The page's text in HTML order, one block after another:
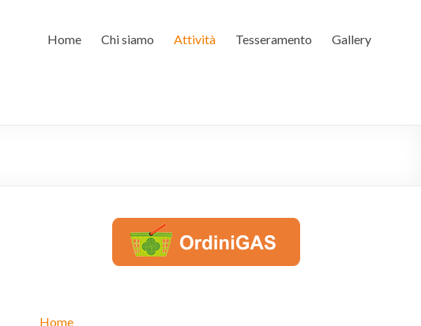
Home Chi siamo Attività Tesseramento Gallery
Home